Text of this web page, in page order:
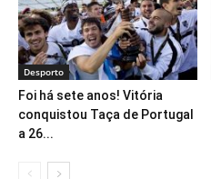
Desporto
Foi há sete anos! Vitória
conquistou Taça de Portugal
a 26...